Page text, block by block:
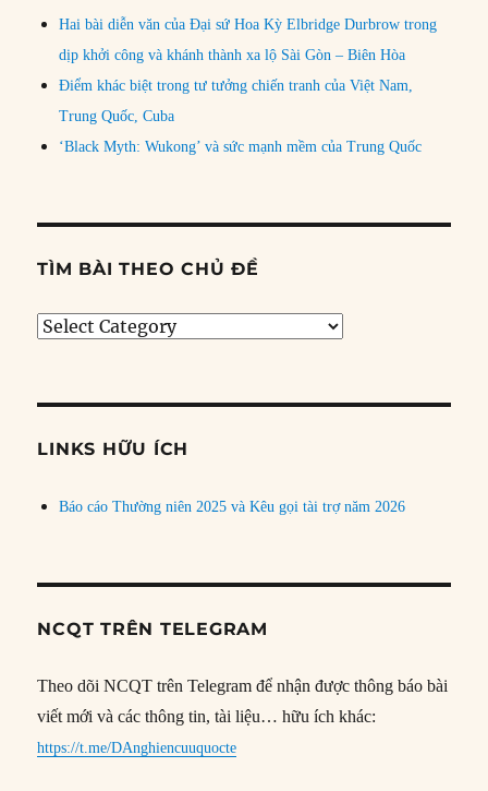
Hai bài diễn văn của Đại sứ Hoa Kỳ Elbridge Durbrow trong
dịp khởi công và khánh thành xa lộ Sài Gòn – Biên Hòa
Điểm khác biệt trong tư tưởng chiến tranh của Việt Nam,
Trung Quốc, Cuba
‘Black Myth: Wukong’ và sức mạnh mềm của Trung Quốc
TÌM BÀI THEO CHỦ ĐỀ
Tìm
đề
LINKS HỮU ÍCH
Báo cáo Thường niên 2025 và Kêu gọi tài trợ năm 2026
NCQT TRÊN TELEGRAM
Theo dõi NCQT trên Telegram để nhận được thông báo bài
viết mới và các thông tin, tài liệu… hữu ích khác:
https://t.me/DAnghiencuuquocte